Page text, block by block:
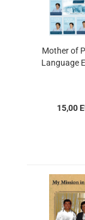
Mother of
Language
15,00